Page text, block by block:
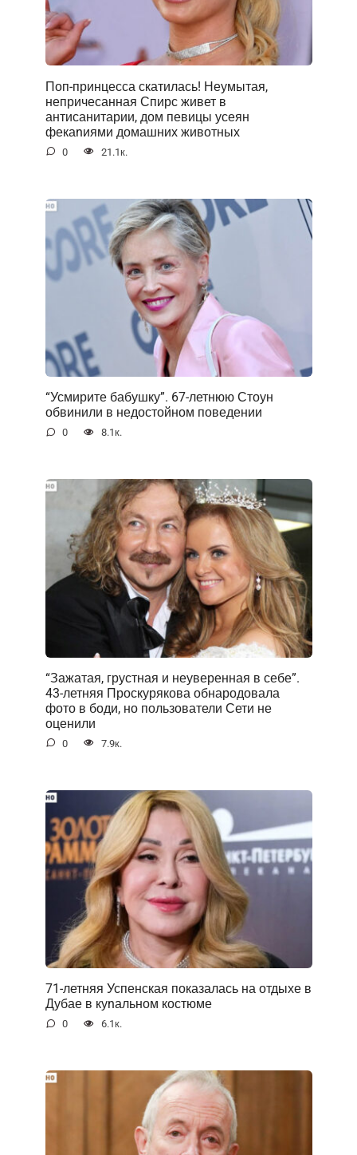
Поп-принцесса скатилась! Неумытая,
непричесанная Спирс живет в
антисанитарии, дом певицы усеян
фекаnиями домашних животных
0 21.1к.
“Усмирите бабушку”. 67-летнюю Стоун
обвинили в недостойном поведении
0 8.1к.
“Зажатая, грустная и неуверенная в себе”.
43-летняя Проскурякова обнародовала
фото в боди, но пользователи Сети не
оценили
0 7.9к.
71-летняя Успенская показалась на отдыхе в
Дубае в куnальном костюме
0 6.1к.